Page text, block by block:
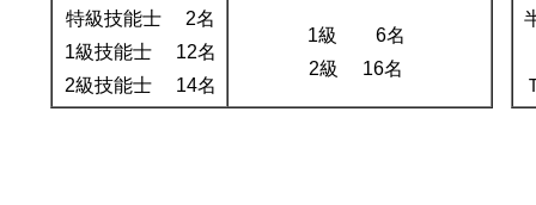
特級技能士 2名
1級技能士 12名
2級技能士 14名
1級 6名
2級 16名